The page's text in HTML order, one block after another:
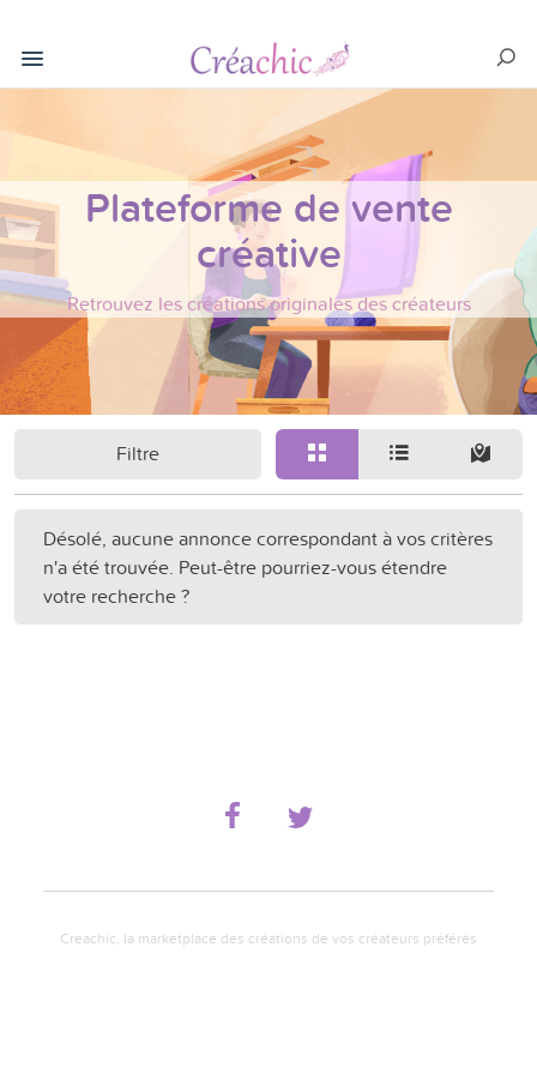
Plateforme de vente
créative
Retrouvez les créations originales des créateurs
Filtre
Désolé, aucune annonce correspondant à vos critères
n'a été trouvée. Peut-être pourriez-vous étendre
votre recherche ?
Creachic, la marketplace des créations de vos créateurs préférés